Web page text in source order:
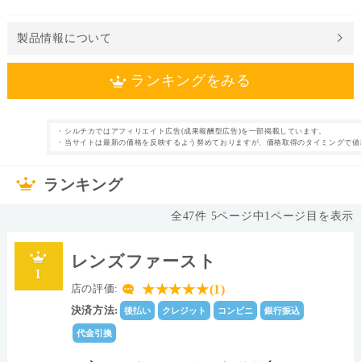
製品情報について
ランキングをみる
2週間使い捨て タイプ 近視
表裏表示 なし
直径 14.2mm
中心厚(-3.00D) ベースカーブ(BC)
Dk値(酸素透過係
(-)-0.50～-6.00（0.25ステップ）-6.50～-10.00（0.50ス
テップ）
・シルチカではアフィリエイト広告(成果報酬型広告)を一部掲載しています。
・当サイトは最新の価格を反映するよう努めておりますが、価格取得のタイミングで
ランキング
全47件 5ページ中1ページ目を表示
1
レンズファースト
店の評価: ★★★★★(1)
決済方法: 後払い クレジット コンビニ 銀行振込
代金引換
せ